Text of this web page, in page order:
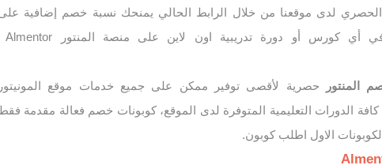
الحصري لدى موقعنا من خلال الرابط الحالي يمنحك نسبة خصم إضافية
قيمة اشتراكاتك في أي كورس أو دورة تدريبية اون لاين على منصة المنتور Almentor
المنتور
حصرية لأقصى توفير ممكن على جميع خدمات موقع المونيتور
الدورات التعليمية المتوفرة لدى الموقع، كوبونات خصم فعالة مقدمة
الاول اطلب كوبون.